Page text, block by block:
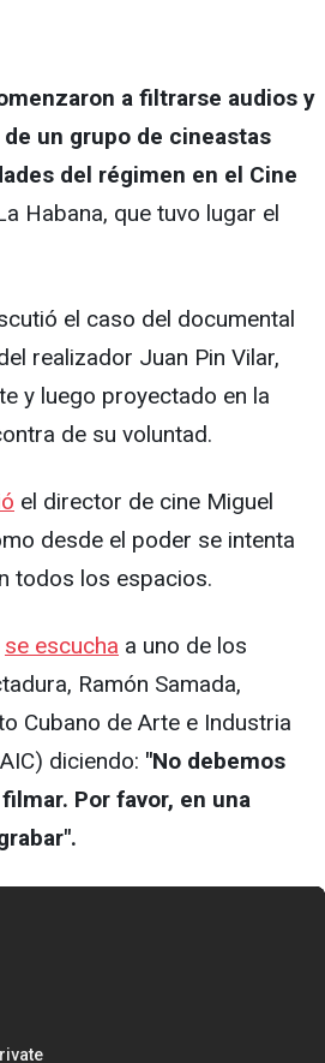
a filtrarse audios y
un grupo de cineastas
del régimen en el Cine
Habana, que tuvo lugar el
el caso del documental
realizador Juan Pin Vilar,
y luego proyectado en la
de su voluntad.
el director de cine Miguel
desde el poder se intenta
todos los espacios.
se escucha a uno de los
Ramón Samada,
Cubano de Arte e Industria
diciendo: "No debemos
Por favor, en una